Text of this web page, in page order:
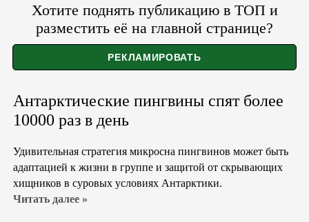
Хотите поднять публикацию в ТОП и
разместить её на главной странице?
Антарктические пингвины спят более
10000 раз в день
Удивительная стратегия микросна пингвинов может быть
адаптацией к жизни в группе и защитой от скрывающих
хищников в суровых условиях Антарктики.
Читать далее »